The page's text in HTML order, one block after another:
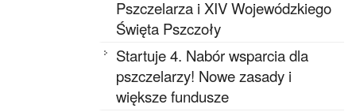
Pszczelarza i XIV Wojewódzkiego
Święta Pszczoły
Startuje 4. Nabór wsparcia dla
pszczelarzy! Nowe zasady i
większe fundusze